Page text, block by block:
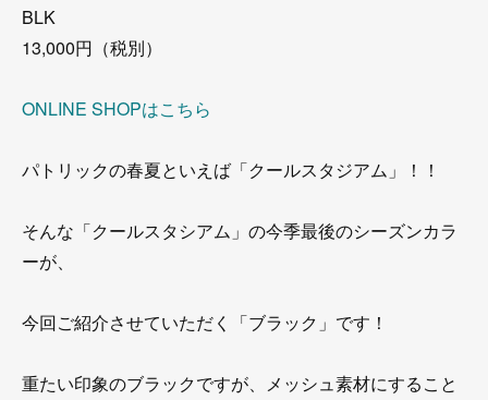
BLK
13,000円（税別）
ONLINE SHOPはこちら
パトリックの春夏といえば「クールスタジアム」！！
そんな「クールスタシアム」の今季最後のシーズンカラ
ーが、
今回ご紹介させていただく「ブラック」です！
重たい印象のブラックですが、メッシュ素材にすること